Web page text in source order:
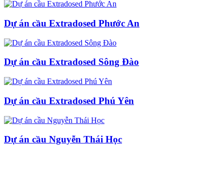
Dự án cầu Extradosed Phước An
Dự án cầu Extradosed Sông Đào
Dự án cầu Extradosed Phú Yên
Dự án cầu Nguyễn Thái Học